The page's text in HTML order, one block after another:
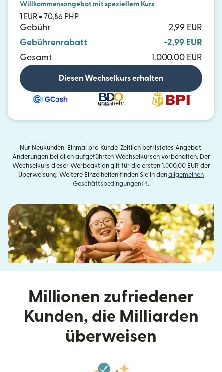
Willkommensangebot mit speziellem Kurs
1 EUR = 70,86 PHP
Gebühr
2,99 EUR
Gebührenrabatt
-2,99 EUR
Gesamt
1.000,00 EUR
Diesen Wechselkurs erhalten
und mehr
Nur Neukunden. Einmal pro Kunde. Zeitlich befristetes Angebot.
Änderungen bei allen aufgeführten Wechselkursen vorbehalten. Der
Wechselkurs dieser Werbeaktion gilt für die ersten 1.000,00 EUR der
Überweisung. Weitere Einzelheiten finden Sie in den allgemeinen
Geschäftsbedingungen
.
Millionen zufriedener
Kunden, die Milliarden
überweisen